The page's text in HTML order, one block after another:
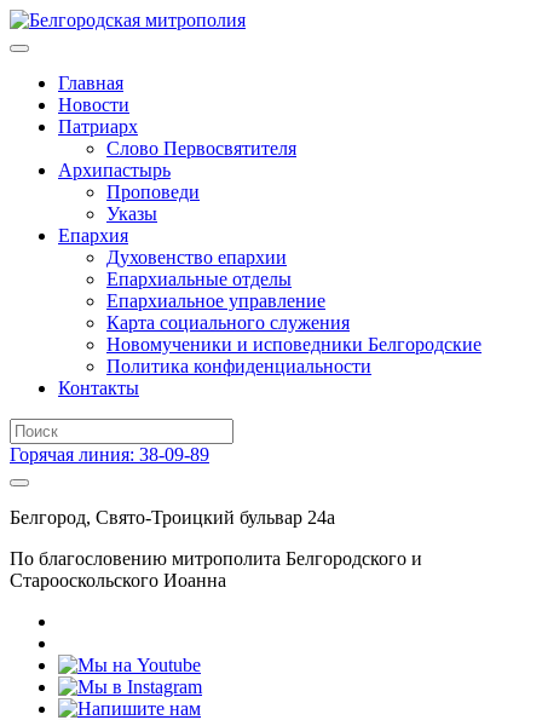
Главная
Новости
Патриарх
Слово Первосвятителя
Архипастырь
Проповеди
Указы
Епархия
Духовенство епархии
Епархиальные отделы
Епархиальное управление
Карта социального служения
Новомученики и исповедники Белгородские
Политика конфиденциальности
Контакты
Горячая линия: 38-09-89
Белгород, Свято-Троицкий бульвар 24а
По благословению митрополита Белгородского и
Старооскольского Иоанна